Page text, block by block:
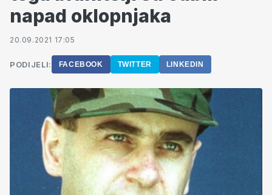
napad oklopnjaka
20.09.2021 17:05
PODIJELI: FACEBOOK TWITTER LINKEDIN